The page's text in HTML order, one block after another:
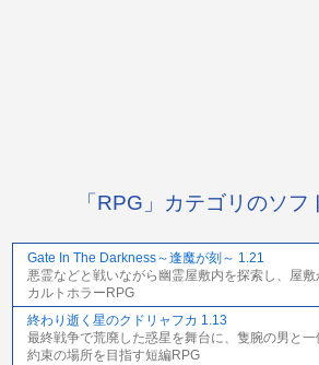
「RPG」カテゴリのソフ
Gate In The Darkness～逢魔が刻～ 1.21
悪霊などと戦いながら幽霊屋敷内を探索し、屋
カルトホラーRPG
終わり逝く星のクドリャフカ 1.13
最終戦争で荒廃した惑星を舞台に、隻腕の男と
約束の場所を目指す短編RPG